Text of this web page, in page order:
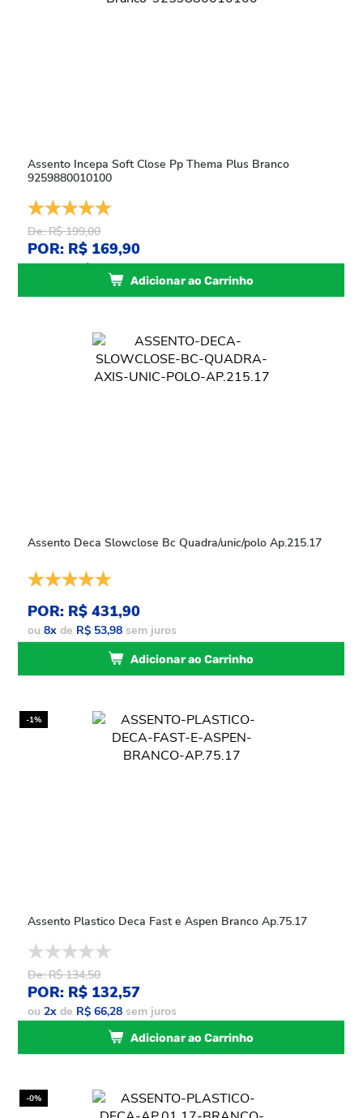
Assento Incepa Soft Close Pp Thema Plus Branco
9259880010100
De: R$ 199,00
POR: R$ 169,90
ou3xdeR$ 56,63sem juros
Adicionar ao Carrinho
Assento Deca Slowclose Bc Quadra/unic/polo Ap.215.17
POR: R$ 431,90
ou8x de R$ 53,98 sem juros
Adicionar ao Carrinho
-1%
Assento Plastico Deca Fast e Aspen Branco Ap.75.17
De: R$ 134,50
POR: R$ 132,57
ou2x de R$ 66,28 sem juros
Adicionar ao Carrinho
-0%